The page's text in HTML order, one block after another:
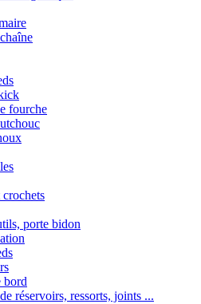
fourche
crochets
porte bidon
bord
réservoirs, ressorts, joints ...